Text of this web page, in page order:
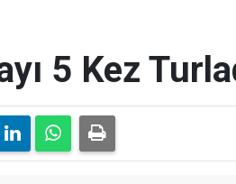
5 Kez